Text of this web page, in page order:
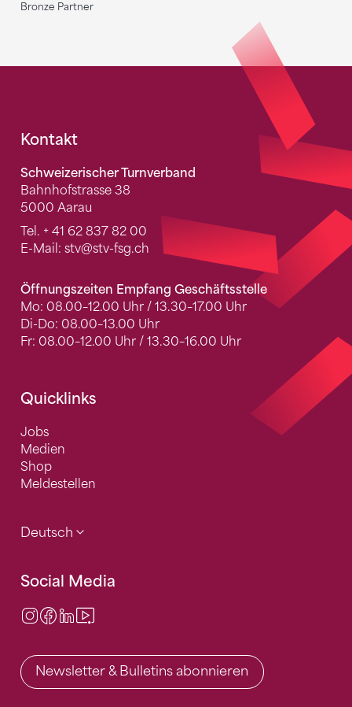
Bronze Partner
Fusszeile
Kontakt
Schweizerischer Turnverband
Bahnhofstrasse 38
5000 Aarau
Tel. + 41 62 837 82 00
E-Mail: stv@stv-fsg.ch
Öffnungszeiten Empfang Geschäftsstelle
Mo: 08.00–12.00 Uhr / 13.30–17.00 Uhr
Di-Do: 08.00–13.00 Uhr
Fr: 08.00–12.00 Uhr / 13.30–16.00 Uhr
Quicklinks
Jobs
Medien
Shop
Meldestellen
Deutsch
Social Media
Instagram
Facebook
LinkedIn
Newsletter & Bulletins abonnieren